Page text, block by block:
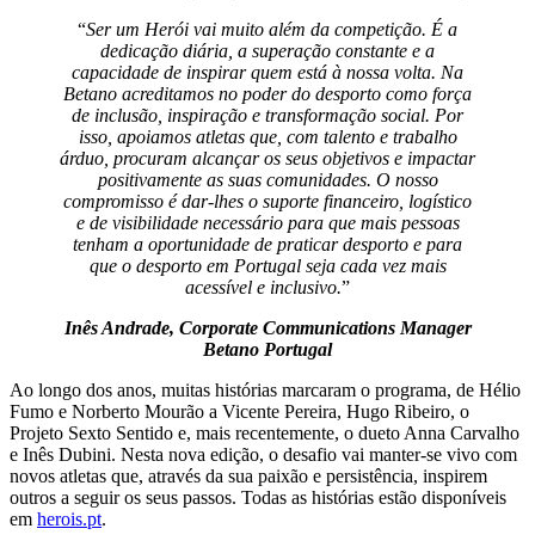
“Ser um Herói vai muito além da competição. É a
dedicação diária, a superação constante e a
capacidade de inspirar quem está à nossa volta. Na
Betano acreditamos no poder do desporto como força
de inclusão, inspiração e transformação social. Por
isso, apoiamos atletas que, com talento e trabalho
árduo, procuram alcançar os seus objetivos e impactar
positivamente as suas comunidades. O nosso
compromisso é dar-lhes o suporte financeiro, logístico
e de visibilidade necessário para que mais pessoas
tenham a oportunidade de praticar desporto e para
que o desporto em Portugal seja cada vez mais
acessível e inclusivo.”
Inês Andrade, Corporate Communications Manager
Betano Portugal
Ao longo dos anos, muitas histórias marcaram o programa, de Hélio
Fumo e Norberto Mourão a Vicente Pereira, Hugo Ribeiro, o
Projeto Sexto Sentido e, mais recentemente, o dueto Anna Carvalho
e Inês Dubini. Nesta nova edição, o desafio vai manter-se vivo com
novos atletas que, através da sua paixão e persistência, inspirem
outros a seguir os seus passos. Todas as histórias estão disponíveis
em herois.pt.